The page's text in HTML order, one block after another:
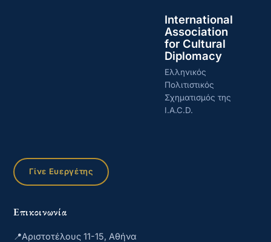
International
Association
for Cultural
Diplomacy
Ελληνικός
Πολιτιστικός
Σχηματισμός της
I.A.C.D.
Γίνε Ευεργέτης
Επικοινωνία
📍Αριστοτέλους 11-15, Αθήνα